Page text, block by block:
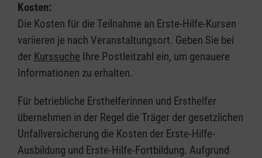
Kosten:
Die Kosten für die Teilnahme an Erste-Hilfe-Kursen
variieren je nach Veranstaltungsort. Geben Sie bei
der Kurssuche Ihre Postleitzahl ein, um genauere
Informationen zu erhalten.
Für betriebliche Ersthelferinnen und Ersthelfer
übernehmen in der Regel die Träger der gesetzlichen
Unfallversicherung die Kosten der Erste-Hilfe-
Ausbildung und Erste-Hilfe-Fortbildung. Aufgrund